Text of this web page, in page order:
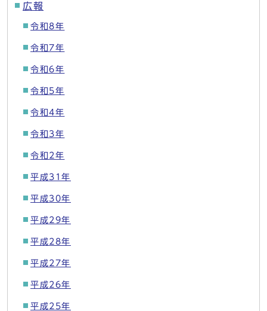
広報
令和8年
令和7年
令和6年
令和5年
令和4年
令和3年
令和2年
平成31年
平成30年
平成29年
平成28年
平成27年
平成26年
平成25年